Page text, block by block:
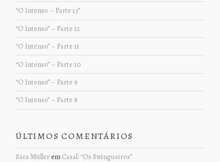
“O Intenso – Parte 13”
“O Intenso” – Parte 12
“O Intenso” – Parte 11
“O Intenso” – Parte 10
“O Intenso” – Parte 9
“O Intenso” – Parte 8
ÚLTIMOS COMENTÁRIOS
Sara Müllerem Casal: “Os Swingueiros”